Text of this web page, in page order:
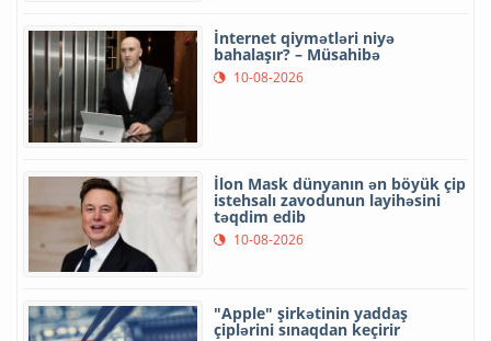
İnternet qiymətləri niyə
bahalaşır? – Müsahibə
10-08-2026
İlon Mask dünyanın ən böyük çip
istehsalı zavodunun layihəsini
təqdim edib
10-08-2026
"Apple" şirkətinin yaddaş
çiplərini sınaqdan keçirir